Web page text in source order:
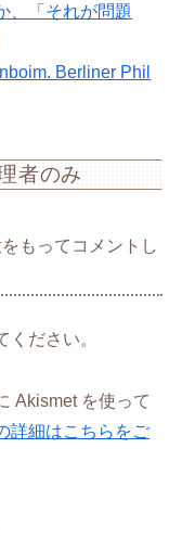
、「それが問題
Berliner Phil
者のみ
もってコメントし
ください。
Akismet を使って
詳細はこちらをご